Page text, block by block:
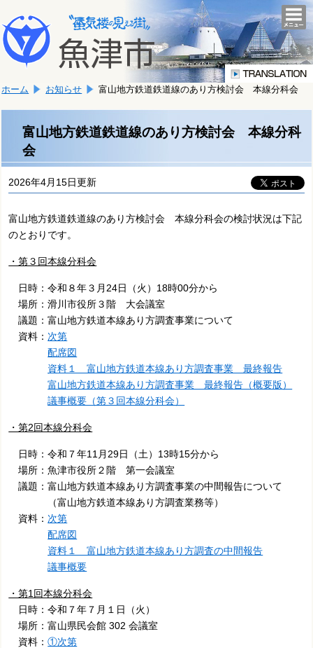
文
へ
移
ま
す。
こ
か
文
ホーム お知らせ 富山地方鉄道鉄道線のあり方検討会 本線分科会
富山地方鉄道鉄道線のあり方検討会 本線分科
会
2026年4月15日更新
富山地方鉄道鉄道線のあり方検討会 本線分科会の検討状況は下記
のとおりです。
・第３回本線分科会
日時：令和８年３月24日（火）18時00分から
場所：滑川市役所３階 大会議室
議題：富山地方鉄道本線あり方調査事業について
資料： 次第
配席図
資料１ 富山地方鉄道本線あり方調査事業 最終報告
富山地方鉄道本線あり方調査事業 最終報告（概要版）
議事概要（第３回本線分科会）
・第2回本線分科会
日時：令和７年11月29日（土）13時15分から
場所：魚津市役所２階 第一会議室
議題 ：富山地方鉄道本線あり方調査事業の中間報告について
（富山地方鉄道本線あり方調査業務等）
資料： 次第
配席図
資料１ 富山地方鉄道本線あり方調査の中間報告
議事概要
・第1回本線分科会
日時：令和７年７月１日（火）
場所：富山県民会館 302 会議室
資料：①次第